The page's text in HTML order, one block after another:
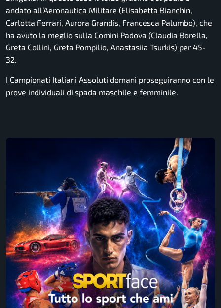
andato all’Aeronautica Militare (Elisabetta Bianchin,
Carlotta Ferrari, Aurora Grandis, Francesca Palumbo), che
ha avuto la meglio sulla Comini Padova (Claudia Borella,
Greta Collini, Greta Pompilio, Anastasiia Tsurkis) per 45-
32.
I Campionati Italiani Assoluti domani proseguiranno con le
prove individuali di spada maschile e femminile.